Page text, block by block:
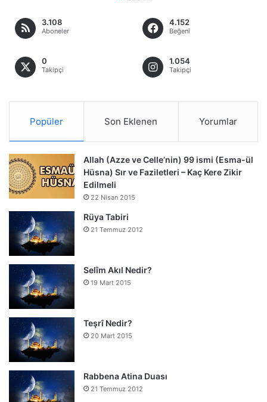
3.108
Aboneler
4.152
Beğeni
0
Takipçi
1.054
Takipçi
Popüler Son Eklenen Yorumlar
Allah (Azze ve Celle’nin) 99 ismi (Esma-ül
Hüsna) Sır ve Faziletleri – Kaç Kere Zikir
Edilmeli
22 Nisan 2015
Rüya Tabiri
21 Temmuz 2012
Selîm Akıl Nedir?
19 Mart 2015
Teşrî Nedir?
20 Mart 2015
Rabbena Atina Duası
21 Temmuz 2012